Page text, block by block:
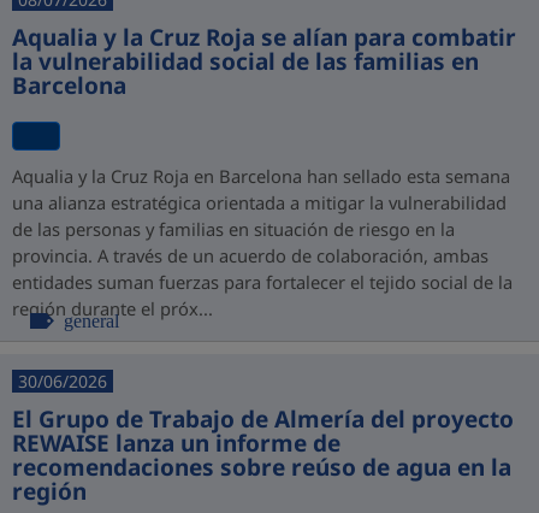
Aqualia y la Cruz Roja se alían para combatir
la vulnerabilidad social de las familias en
Barcelona
Aqualia y la Cruz Roja en Barcelona han sellado esta semana
una alianza estratégica orientada a mitigar la vulnerabilidad
de las personas y familias en situación de riesgo en la
provincia. A través de un acuerdo de colaboración, ambas
entidades suman fuerzas para fortalecer el tejido social de la
región durante el próx...
general
30/06/2026
El Grupo de Trabajo de Almería del proyecto
REWAISE lanza un informe de
recomendaciones sobre reúso de agua en la
región